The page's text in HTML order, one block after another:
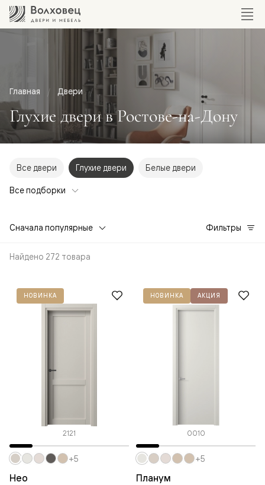
Главная Двери
Глухие двери в Ростове-на-Дону
Все двери Глухие двери Белые двери
Все подборки
Сначала популярные Фильтры
Найдено 272 товара
НОВИНКА
2121
Нео
+5
НОВИНКА АКЦИЯ
0010
Планум
+5